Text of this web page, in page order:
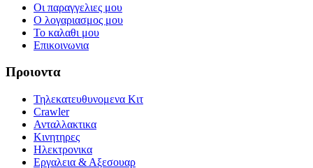
Οι παραγγελιες μου
Ο λογαριασμος μου
Το καλαθι μου
Επικοινωνια
Προιοντα
Τηλεκατευθυνομενα Κιτ
Crawler
Ανταλλακτικα
Κινητηρες
Ηλεκτρονικα
Εργαλεια & Αξεσουαρ